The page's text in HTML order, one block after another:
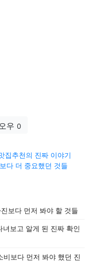
우 0
집추천의 진짜 이야기
다 더 중요했던 것들
보다 먼저 봐야 할 것들
보고 알게 된 진짜 확인
보다 먼저 봐야 했던 진